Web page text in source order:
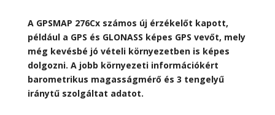
A GPSMAP 276Cx számos új érzékelőt kapott,
például a GPS és GLONASS képes GPS vevőt, mely
még kevésbé jó vételi környezetben is képes
dolgozni. A jobb környezeti információkért
barometrikus magasságmérő és 3 tengelyű
iránytű szolgáltat adatot.